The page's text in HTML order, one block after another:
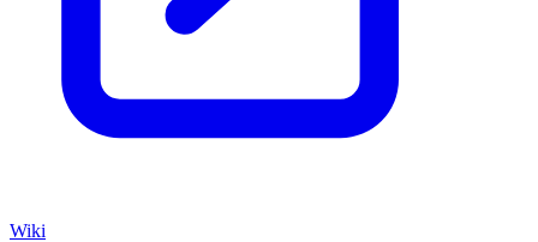
Wiki